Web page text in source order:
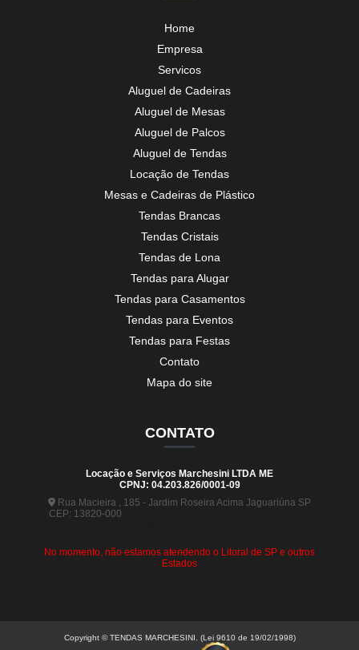
Home
Empresa
Servicos
Aluguel de Cadeiras
Aluguel de Mesas
Aluguel de Palcos
Aluguel de Tendas
Locação de Tendas
Mesas e Cadeiras de Plástico
Tendas Brancas
Tendas Cristais
Tendas de Lona
Tendas para Alugar
Tendas para Casamentos
Tendas para Eventos
Tendas para Festas
Contato
Mapa do site
CONTATO
Locação e Serviços Marchesini LTDA ME
CPNJ: 04.203.826/0001-09
Rua Macieira , 185 - Jardim Roseira Acima Jaguariúna SP
CEP: 13820-000
No momento, não estamos atendendo o Litoral de SP e outros
Estados
Copyright © TENDAS MARCHESINI. (Lei 9610 de 19/02/1998)